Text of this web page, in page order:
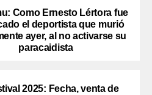
Como Ernesto Lértora fue
el deportista que murió
ayer, al no activarse su
paracaidista
2025: Fecha, venta de